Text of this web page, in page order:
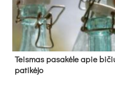
Teis­mas pa­sa­kė­le apie
pa­ti­kė­jo